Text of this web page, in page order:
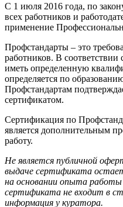
С 1 июля 2016 года, по
всех работников и
применение
Профстандарты – это
работников. В
иметь определенную
определяется по
Профстандартам
сертификатом.
Сертификация по
является дополнительным
работу.
Не является публичной
выдаче сертификата
на основании опыта
сертификата не входит в
информация у куратора.